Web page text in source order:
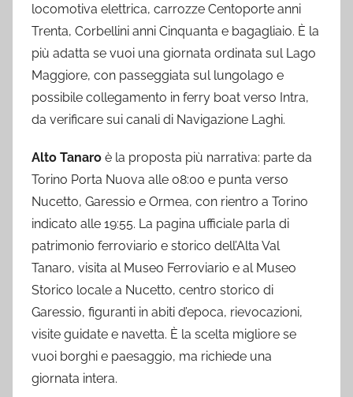
locomotiva elettrica, carrozze Centoporte anni
Trenta, Corbellini anni Cinquanta e bagagliaio. È la
più adatta se vuoi una giornata ordinata sul Lago
Maggiore, con passeggiata sul lungolago e
possibile collegamento in ferry boat verso Intra,
da verificare sui canali di Navigazione Laghi.
Alto Tanaro è la proposta più narrativa: parte da
Torino Porta Nuova alle 08:00 e punta verso
Nucetto, Garessio e Ormea, con rientro a Torino
indicato alle 19:55. La pagina ufficiale parla di
patrimonio ferroviario e storico dell’Alta Val
Tanaro, visita al Museo Ferroviario e al Museo
Storico locale a Nucetto, centro storico di
Garessio, figuranti in abiti d’epoca, rievocazioni,
visite guidate e navetta. È la scelta migliore se
vuoi borghi e paesaggio, ma richiede una
giornata intera.